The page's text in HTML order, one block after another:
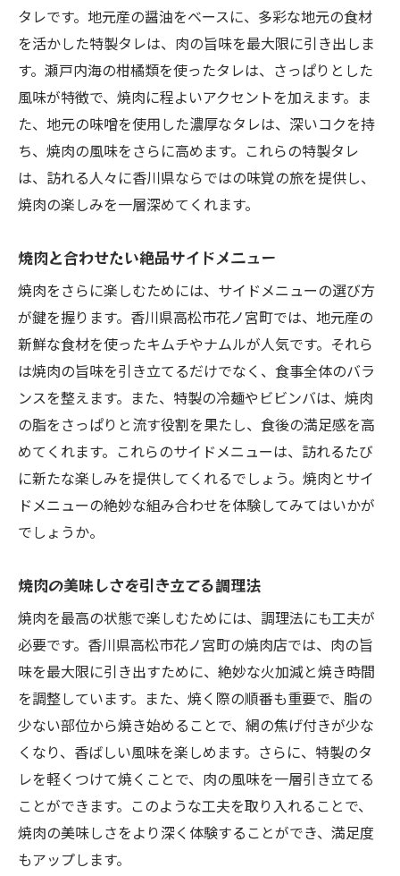
タレです。地元産の醤油をベースに、多彩な地元の食材
を活かした特製タレは、肉の旨味を最大限に引き出しま
す。瀬戸内海の柑橘類を使ったタレは、さっぱりとした
風味が特徴で、焼肉に程よいアクセントを加えます。ま
た、地元の味噌を使用した濃厚なタレは、深いコクを持
ち、焼肉の風味をさらに高めます。これらの特製タレ
は、訪れる人々に香川県ならではの味覚の旅を提供し、
焼肉の楽しみを一層深めてくれます。
焼肉と合わせたい絶品サイドメニュー
焼肉をさらに楽しむためには、サイドメニューの選び方
が鍵を握ります。香川県高松市花ノ宮町では、地元産の
新鮮な食材を使ったキムチやナムルが人気です。それら
は焼肉の旨味を引き立てるだけでなく、食事全体のバラ
ンスを整えます。また、特製の冷麺やビビンバは、焼肉
の脂をさっぱりと流す役割を果たし、食後の満足感を高
めてくれます。これらのサイドメニューは、訪れるたび
に新たな楽しみを提供してくれるでしょう。焼肉とサイ
ドメニューの絶妙な組み合わせを体験してみてはいかが
でしょうか。
焼肉の美味しさを引き立てる調理法
焼肉を最高の状態で楽しむためには、調理法にも工夫が
必要です。香川県高松市花ノ宮町の焼肉店では、肉の旨
味を最大限に引き出すために、絶妙な火加減と焼き時間
を調整しています。また、焼く際の順番も重要で、脂の
少ない部位から焼き始めることで、網の焦げ付きが少な
くなり、香ばしい風味を楽しめます。さらに、特製のタ
レを軽くつけて焼くことで、肉の風味を一層引き立てる
ことができます。このような工夫を取り入れることで、
焼肉の美味しさをより深く体験することができ、満足度
もアップします。